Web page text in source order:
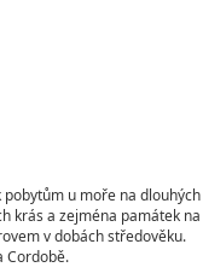
u moře na dlouhých
krás a zejména památek na
v dobách středověku.
Cordobě.